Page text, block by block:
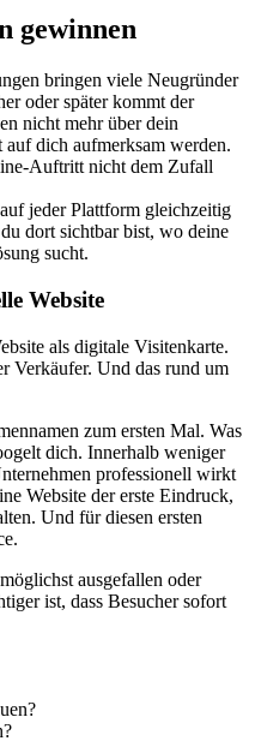
gewinnen
bringen viele Neugründer
oder später kommt der
nicht mehr über dein
dich aufmerksam werden.
Auftritt nicht dem Zufall
jeder Plattform gleichzeitig
dort sichtbar bist, wo deine
sucht.
Website
als digitale Visitenkarte.
Verkäufer. Und das rund um
zum ersten Mal. Was
dich. Innerhalb weniger
professionell wirkt
Website der erste Eindruck,
Und für diesen ersten
ausgefallen oder
ist, dass Besucher sofort